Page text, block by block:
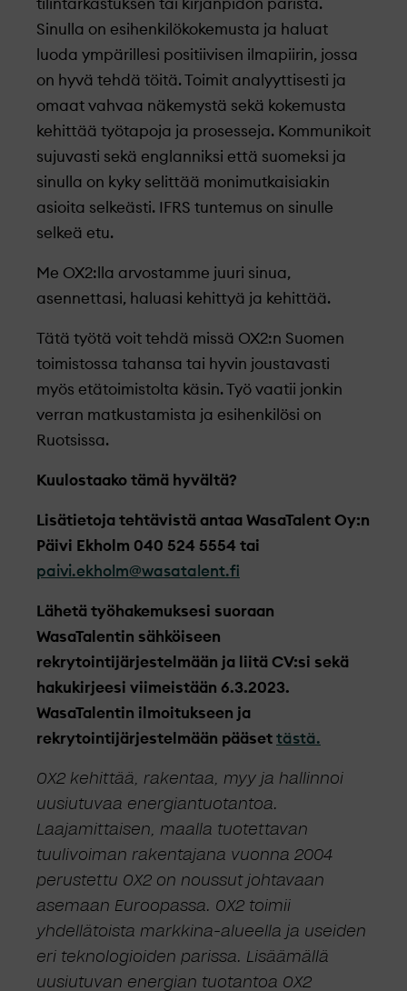
tilintarkastuksen tai kirjanpidon parista.
Sinulla on esihenkilökokemusta ja haluat
luoda ympärillesi positiivisen ilmapiirin, jossa
on hyvä tehdä töitä. Toimit analyyttisesti ja
omaat vahvaa näkemystä sekä kokemusta
kehittää työtapoja ja prosesseja. Kommunikoit
sujuvasti sekä englanniksi että suomeksi ja
sinulla on kyky selittää monimutkaisiakin
asioita selkeästi. IFRS tuntemus on sinulle
selkeä etu.
Me OX2:lla arvostamme juuri sinua,
asennettasi, haluasi kehittyä ja kehittää.
Tätä työtä voit tehdä missä OX2:n Suomen
toimistossa tahansa tai hyvin joustavasti
myös etätoimistolta käsin. Työ vaatii jonkin
verran matkustamista ja esihenkilösi on
Ruotsissa.
Kuulostaako tämä hyvältä?
Lisätietoja tehtävistä antaa WasaTalent Oy:n
Päivi Ekholm 040 524 5554 tai
paivi.ekholm@wasatalent.fi
Lähetä työhakemuksesi suoraan
WasaTalentin sähköiseen
rekrytointijärjestelmään ja liitä CV:si sekä
hakukirjeesi viimeistään 6.3.2023.
WasaTalentin ilmoitukseen ja
rekrytointijärjestelmään pääset tästä.
OX2 kehittää, rakentaa, myy ja hallinnoi
uusiutuvaa energiantuotantoa.
Laajamittaisen, maalla tuotettavan
tuulivoiman rakentajana vuonna 2004
perustettu OX2 on noussut johtavaan
asemaan Euroopassa. OX2 toimii
yhdellätoista markkina-alueella ja useiden
eri teknologioiden parissa. Lisäämällä
uusiutuvan energian tuotantoa OX2